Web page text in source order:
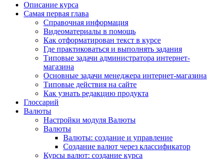
Описание курса
Самая первая глава
Справочная информация
Видеоматериалы в помощь
Как отформатирован текст в курсе
Где практиковаться и выполнять задания
Типовые задачи администратора интернет-
магазина
Основные задачи менеджера интернет-магазина
Типовые действия на сайте
Как узнать редакцию продукта
Глоссарий
Валюты
Настройки модуля Валюты
Валюты
Валюты: создание и управление
Создание валют через классификатор
Курсы валют: создание курса